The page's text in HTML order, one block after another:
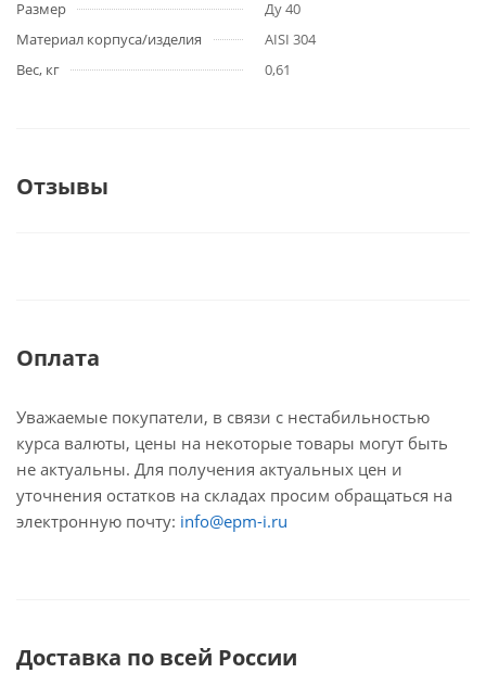
Размер
Ду 40
Материал корпуса/изделия
AISI 304
Вес, кг
0,61
Отзывы
Оплата
Уважаемые покупатели, в связи с нестабильностью
курса валюты, цены на некоторые товары могут быть
не актуальны. Для получения актуальных цен и
уточнения остатков на складах просим обращаться на
электронную почту: info@epm-i.ru
Доставка по всей России